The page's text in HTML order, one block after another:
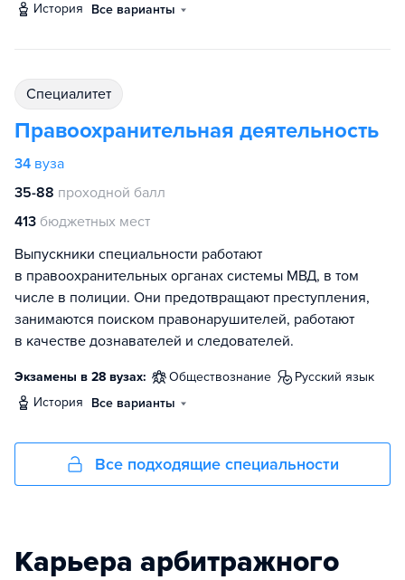
история
Все варианты
специалитет
Правоохранительная деятельность
34 вуза
35-88 проходной балл
413 бюджетных мест
Выпускники специальности работают
в правоохранительных органах системы МВД, в том
числе в полиции. Они предотвращают преступления,
занимаются поиском правонарушителей, работают
в качестве дознавателей и следователей.
Экзамены в 28 вузах: обществознание
русский язык
история
Все варианты
Все подходящие специальности
Карьера арбитражного